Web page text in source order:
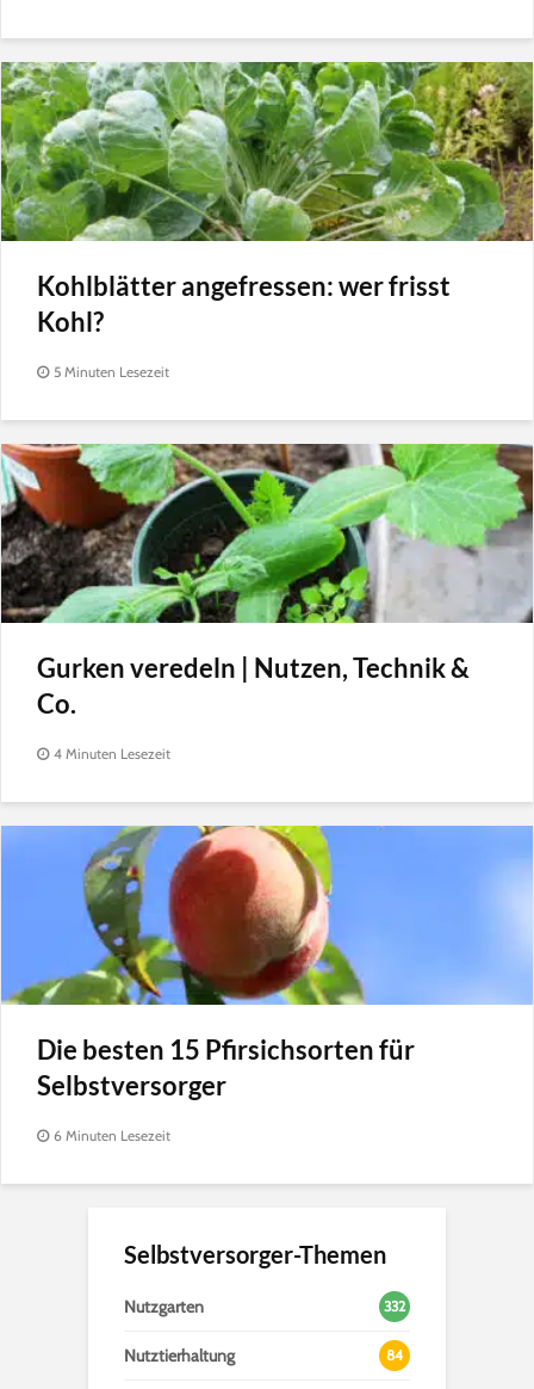
Kohlblätter angefressen: wer frisst
Kohl?
5 Minuten Lesezeit
Gurken veredeln | Nutzen, Technik &
Co.
4 Minuten Lesezeit
Die besten 15 Pfirsichsorten für
Selbstversorger
6 Minuten Lesezeit
Selbstversorger-Themen
Nutzgarten 332
Nutztierhaltung 84